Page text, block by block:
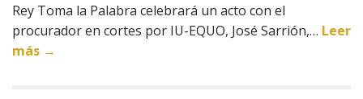
Rey Toma la Palabra celebrará un acto con el
procurador en cortes por IU-EQUO, José Sarrión,… Leer
más →